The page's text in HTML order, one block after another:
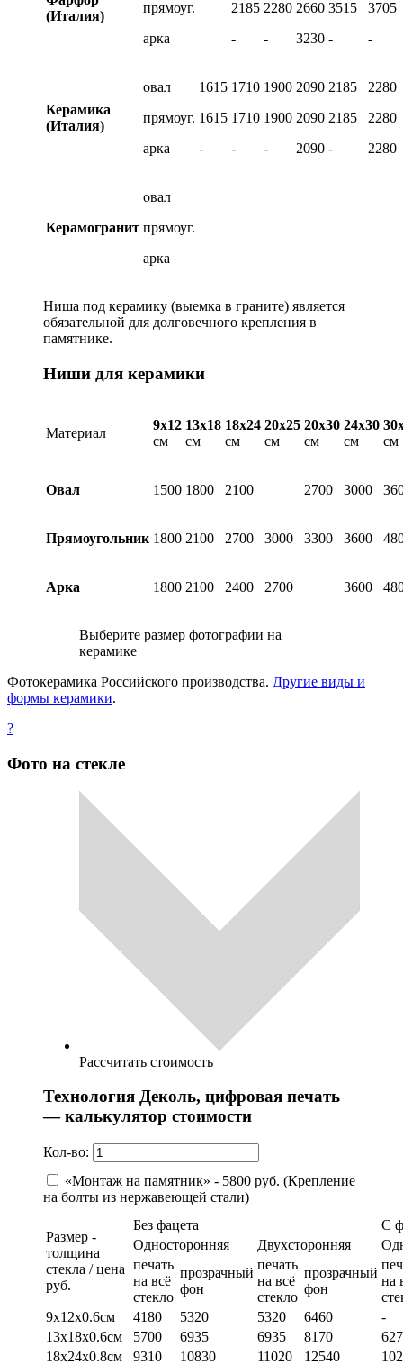
(Италия)
прямоуг.
арка
2185
-
2280
-
2660
3230
3515
-
3705
-
Керамика
(Италия)
овал
прямоуг.
арка
1615
1615
-
1710
1710
-
1900
1900
-
2090
2090
2090
2185
2185
-
2280
2280
2280
Керамогранит
овал
прямоуг.
арка
Ниша под керамику (выемка в граните) является
обязательной для долговечного крепления в
памятнике.
Ниши для керамики
Материал
9х12
см
13х18
см
18х24
см
20х25
см
20х30
см
24х30
см
см
Овал 1500 1800 2100 2700 3000
Прямоугольник 1800 2100 2700 3000 3300 3600
Арка 1800 2100 2400 2700 3600
Выберите размер фотографии на
керамике
Фотокерамика Российского производства. Другие виды и
формы керамики.
?
Фото на стекле
Рассчитать стоимость
Технология Деколь, цифровая печать
— калькулятор стоимости
Кол-во:
«Монтаж на памятник» - 5800 руб. (Крепление
на болты из нержавеющей стали)
Размер -
толщина
стекла / цена
руб.
Без фацета
С
Односторонняя
Двухсторонняя
печать
на всё
стекло
прозрачный
фон
печать
на всё
стекло
прозрачный
фон
на
9х12х0.6см
4180 5320 5320 6460
-
13х18х0.6см
5700 6935 6935 8170
18х24х0.8см
9310 10830 11020 12540